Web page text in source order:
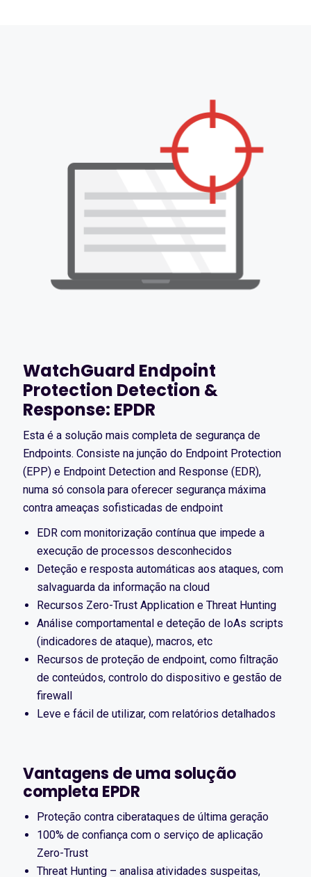
WatchGuard Endpoint
Protection Detection &
Response: EPDR
Esta é a solução mais completa de segurança de
Endpoints. Consiste na junção do Endpoint Protection
(EPP) e Endpoint Detection and Response (EDR),
numa só consola para oferecer segurança máxima
contra ameaças sofisticadas de endpoint
EDR com monitorização contínua que impede a
execução de processos desconhecidos
Deteção e resposta automáticas aos ataques, com
salvaguarda da informação na cloud
Recursos Zero-Trust Application e Threat Hunting
Análise comportamental e deteção de IoAs scripts
(indicadores de ataque), macros, etc
Recursos de proteção de endpoint, como filtração
de conteúdos, controlo do dispositivo e gestão de
firewall
Leve e fácil de utilizar, com relatórios detalhados
Vantagens de uma solução
completa EPDR
Proteção contra ciberataques de última geração
100% de confiança com o serviço de aplicação
Zero-Trust
Threat Hunting – analisa atividades suspeitas,